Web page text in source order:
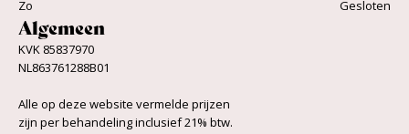
Zo
Gesloten
Algemeen
KVK 85837970
NL863761288B01
Alle op deze website vermelde prijzen
zijn per behandeling inclusief 21% btw.